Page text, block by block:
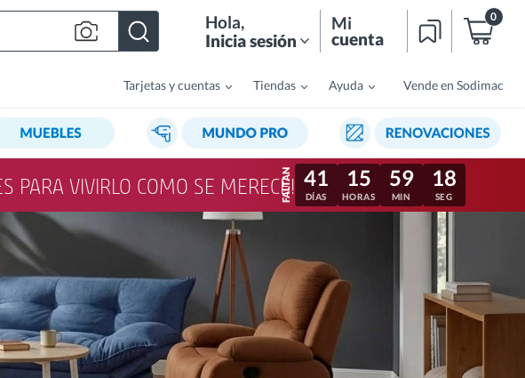
Hola,
Inicia sesión
Mi
cuenta
0
Tarjetas y cuentas Tiendas Ayuda Vende en Sodimac
PARA VIVIRLO COMO SE MERECE! 41
DÍAS
15
HORAS
59
MIN
15
SEG